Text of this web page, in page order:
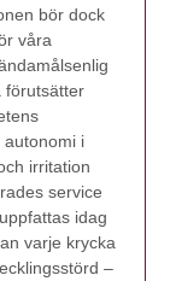
bör dock
våra
förutsätter
autonomi i
irritation
service
idag
varje krycka
–